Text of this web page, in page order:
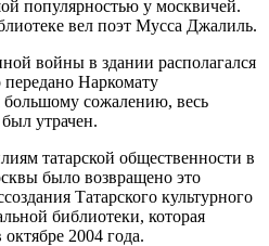
популярностью у москвичей.
вел поэт Мусса Джалиль.
войны в здании располагался
передано Наркомату
сожалению, весь
утрачен.
татарской общественности в
было возвращено это
Татарского культурного
библиотеки, которая
2004 года.